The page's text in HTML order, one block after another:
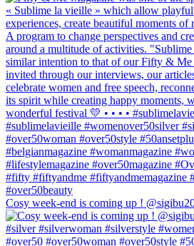
Cosy week-end is coming up !